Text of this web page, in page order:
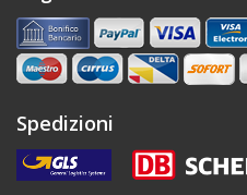
Spedizioni